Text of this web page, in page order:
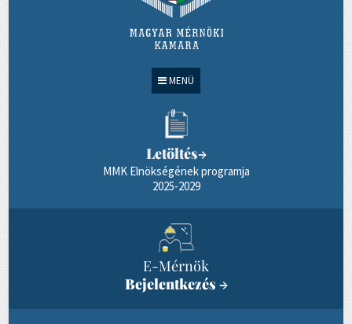
MENÜ
Letöltés→
MMK Elnökségének programja
2025-2029
E-Mérnök
Bejelentkezés →